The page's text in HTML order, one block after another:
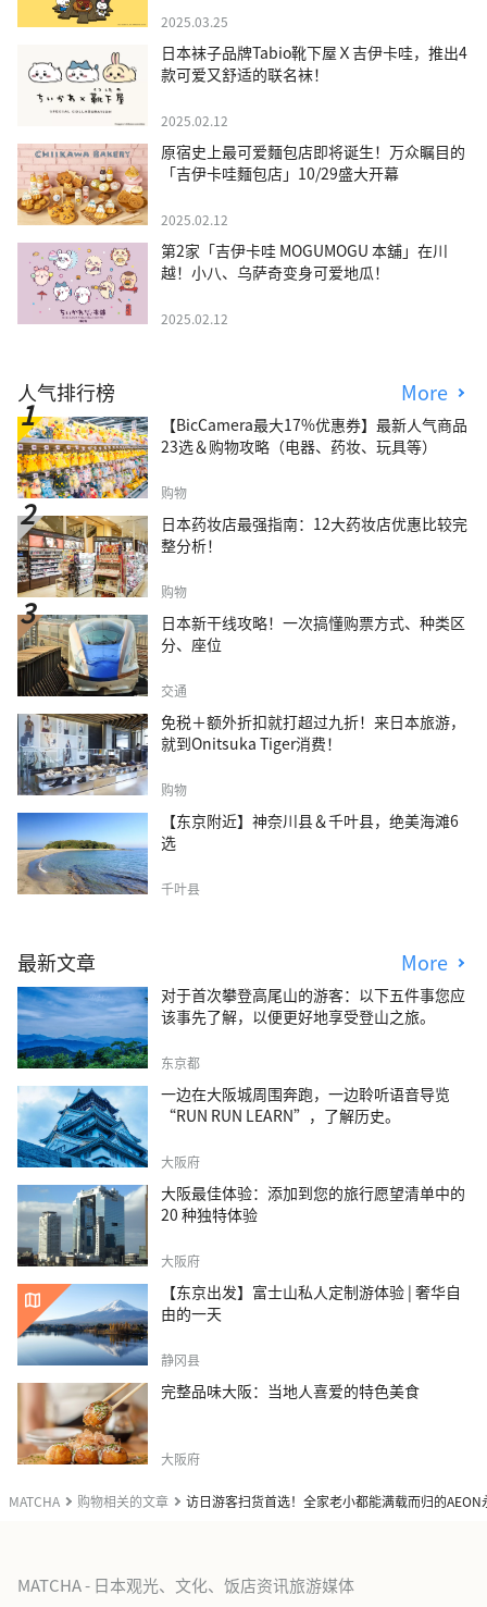
MATCHA 购物相关的文章 访日游客扫货首选！全家老小都能满载而归的AEON
2025.03.25
日本袜子品牌Tabio靴下屋Ｘ吉伊卡哇，推出4
款可爱又舒适的联名袜！
2025.02.12
原宿史上最可爱麵包店即将诞生！万众瞩目的
「吉伊卡哇麵包店」10/29盛大开幕
2025.02.12
第2家「吉伊卡哇 MOGUMOGU 本舖」在川
越！小八、乌萨奇变身可爱地瓜！
2025.02.12
人气排行榜 More
【BicCamera最大17%优惠券】最新人气商品
23选＆购物攻略（电器、药妆、玩具等）
购物
日本药妆店最强指南：12大药妆店优惠比较完
整分析！
购物
日本新干线攻略！一次搞懂购票方式、种类区
分、座位
交通
免税＋额外折扣就打超过九折！来日本旅游，
就到Onitsuka Tiger消费！
购物
【东京附近】神奈川县＆千叶县，绝美海滩6
选
千叶县
最新文章 More
对于首次攀登高尾山的游客：以下五件事您应
该事先了解，以便更好地享受登山之旅。
东京都
一边在大阪城周围奔跑，一边聆听语音导览
“RUN RUN LEARN”，了解历史。
大阪府
大阪最佳体验：添加到您的旅行愿望清单中的
20 种独特体验
大阪府
【东京出发】富士山私人定制游体验 | 奢华自
由的一天
静冈县
完整品味大阪：当地人喜爱的特色美食
大阪府
MATCHA - 日本观光、文化、饭店资讯旅游媒体